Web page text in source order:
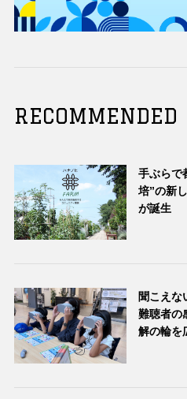
RECOMMENDED
手ぶらで
培”の新
が誕生
聞こえな
難聴者の
解の輪を